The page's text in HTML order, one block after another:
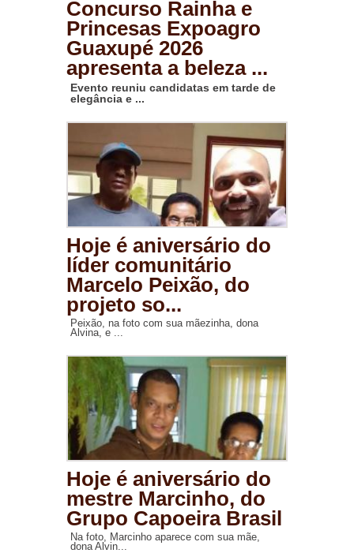
Concurso Rainha e
Princesas Expoagro
Guaxupé 2026
apresenta a beleza ...
Evento reuniu candidatas em tarde de
elegância e ...
Hoje é aniversário do
líder comunitário
Marcelo Peixão, do
projeto so...
Peixão, na foto com sua mãezinha, dona
Alvina, e ...
Hoje é aniversário do
mestre Marcinho, do
Grupo Capoeira Brasil
Na foto, Marcinho aparece com sua mãe,
dona Alvin...